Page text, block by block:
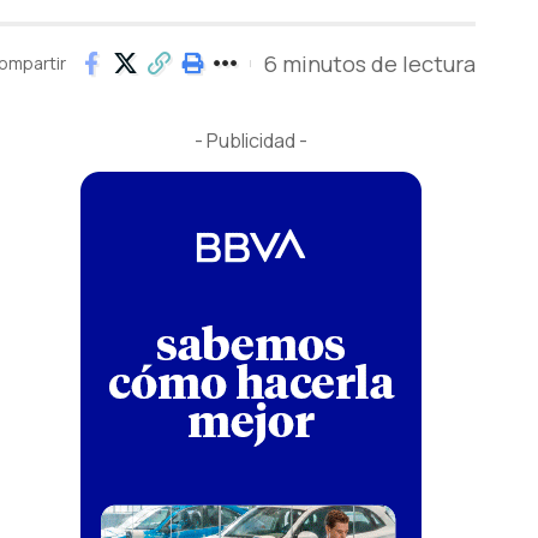
6 minutos de lectura
- Publicidad -